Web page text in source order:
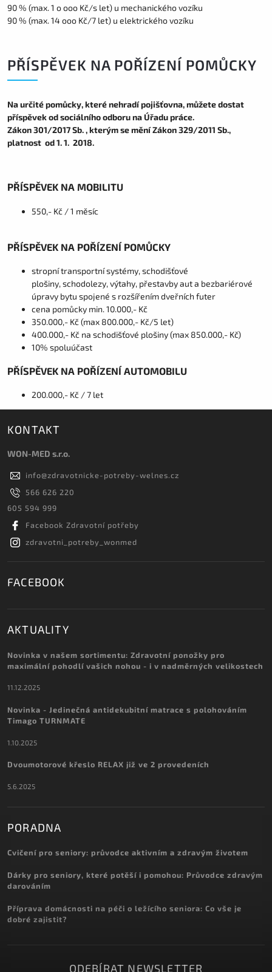
90 % (max. 1 o ooo Kč/s let) u mechanického vozíku
90 % (max. 14 ooo Kč/7 let) u elektrického vozíku
PŘÍSPĚVEK NA POŘÍZENÍ POMŮCKY
Na určité pomůcky, které nehradí pojišťovna, můžete dostat
příspěvek od sociálního odboru na Úřadu práce.
Zákon 301/2017 Sb. , kterým se mění Zákon 329/2011 Sb.,
platnost od 1. 1. 2018.
PŘÍSPĚVEK NA MOBILITU
550,- Kč / 1 měsíc
PŘÍSPĚVEK NA POŘÍZENÍ POMŮCKY
stropní transportní systémy, schodišťové
plošiny, schodolezy, výtahy, přestavby aut a bezbariérové
úpravy bytu spojené s rozšířením dveřních futer
cena pomůcky min. 10.000,- Kč
350.000,- Kč (max 800.000,- Kč/5 let)
400.000,- Kč na schodišťové plošiny (max 850.000,- Kč)
10% spoluúčast
PŘÍSPĚVEK NA POŘÍZENÍ AUTOMOBILU
200.000,- Kč / 7 let
KONTAKT
WON-MED s.r.o.
info@zdravotnicke-potreby-welnes.cz
566 626 220
605 594 999
Facebook Zdravotní potřeby
zdravotni_potreby_wonmed
FACEBOOK
AKTUALITY
Novinka v našem sortimentu: Zdravotní ponožky pro
maximální pohodlí vašich nohou - i v nadměrných velikostech
11.12.2025
Novinka - Jedinečná antidekubitní matrace s polohováním
Timago TURNMATE
1.10.2025
Dvoumotorové křeslo RELAX již ve 2 provedeních
5.6.2025
PORADNA
Cvičení pro seniory: průvodce aktivním a zdravým životem
Dárky pro seniory, které potěší i pomohou: Průvodce zdravým
darováním
Příprava domácnosti na péči o ležícího seniora: Co vše je
dobré zajistit?
ODEBÍRAT NEWSLETTER